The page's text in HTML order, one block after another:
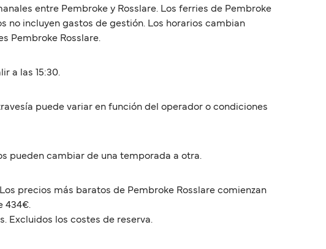
entre Pembroke y Rosslare. Los ferries de Pembroke
no incluyen gastos de gestión. Los horarios cambian
Pembroke Rosslare.
a las 15:30.
puede variar en función del operador o condiciones
pueden cambiar de una temporada a otra.
precios más baratos de Pembroke Rosslare comienzan
434€.
Excluidos los costes de reserva.